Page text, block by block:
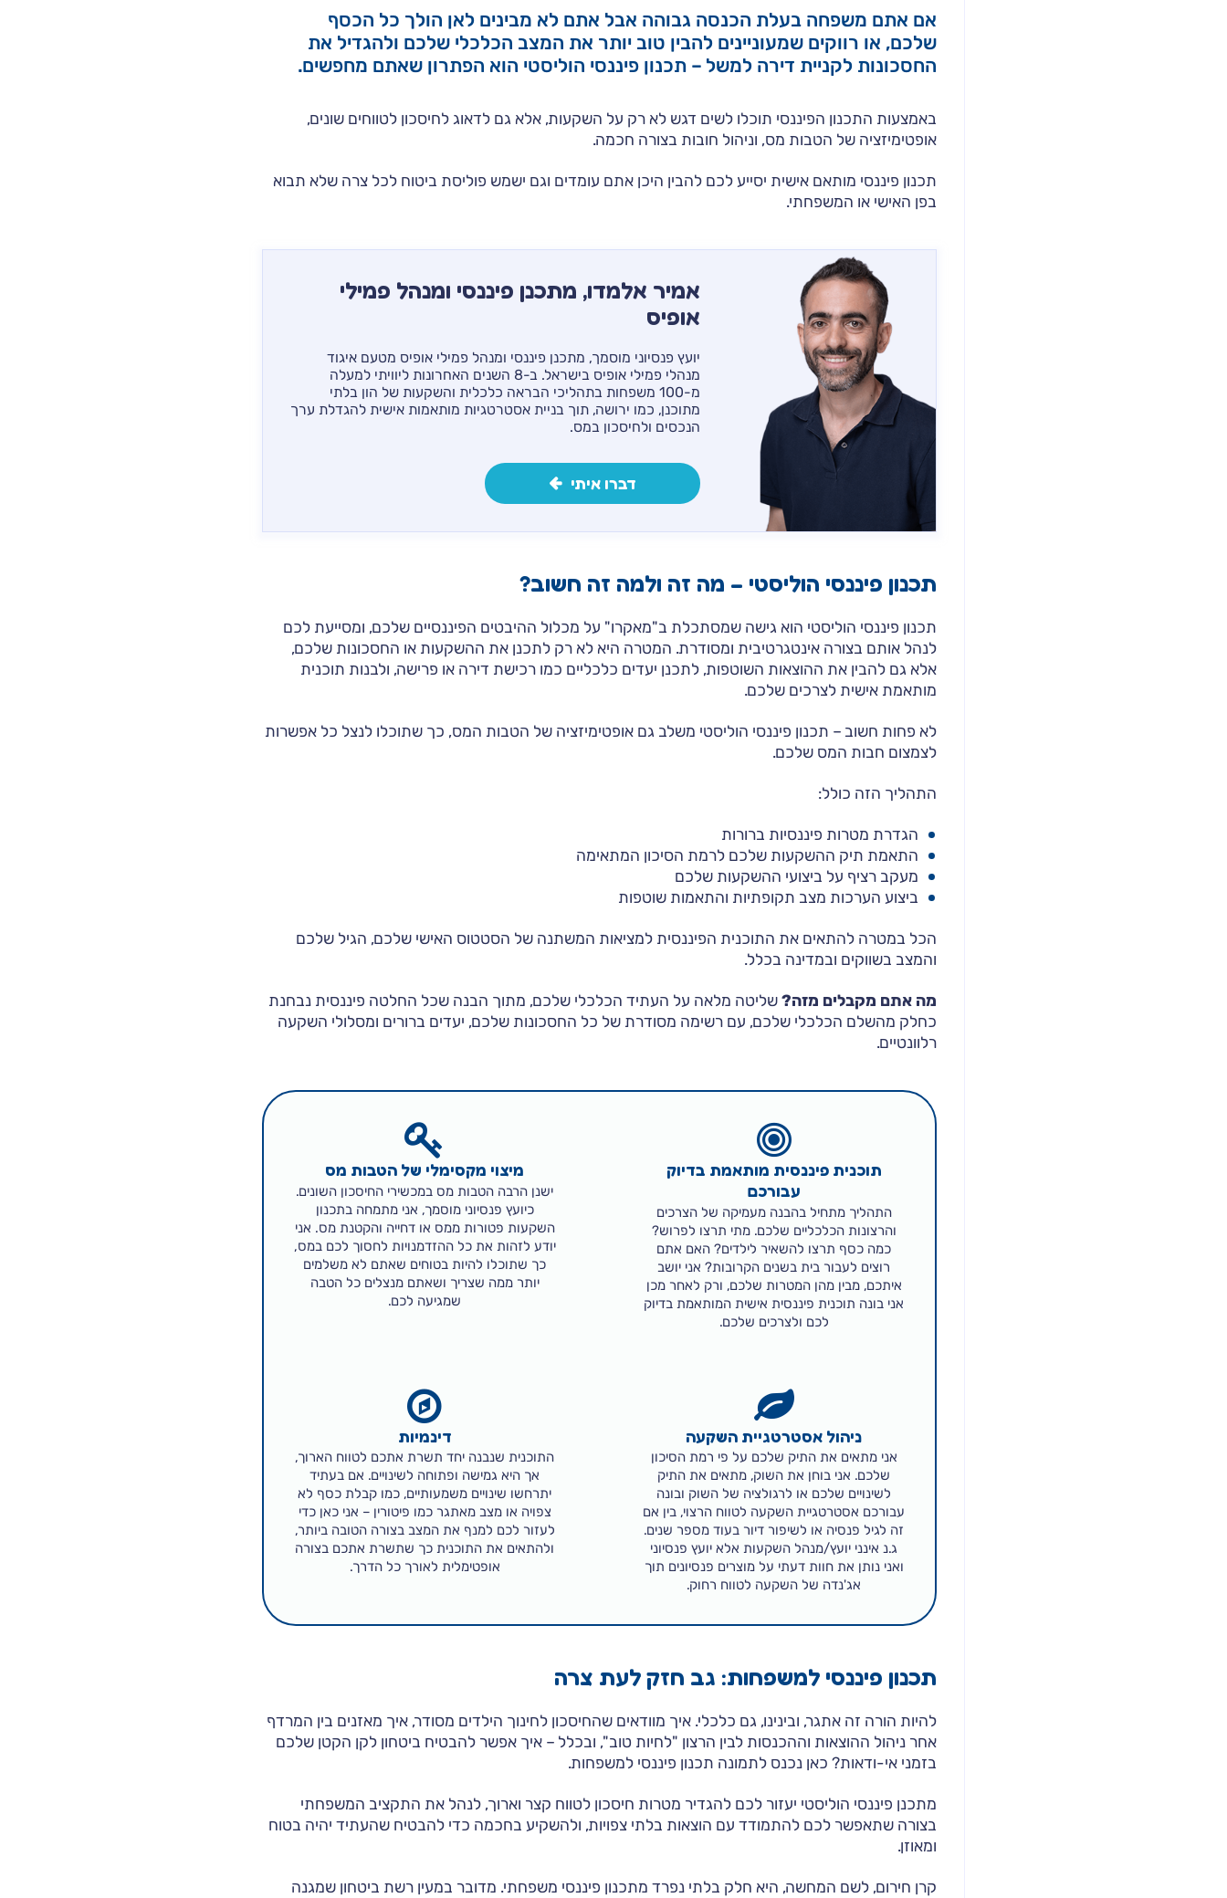
אם אתם משפחה בעלת הכנסה גבוהה אבל אתם לא מבינים לאן הולך כל הכסף
שלכם, או רווקים שמעוניינים להבין טוב יותר את המצב הכלכלי שלכם ולהגדיל את
החסכונות לקניית דירה למשל – תכנון פיננסי הוליסטי הוא הפתרון שאתם מחפשים.
באמצעות התכנון הפיננסי תוכלו לשים דגש לא רק על השקעות, אלא גם לדאוג לחיסכון לטווחים שונים,
אופטימיזציה של הטבות מס, וניהול חובות בצורה חכמה.
תכנון פיננסי מותאם אישית יסייע לכם להבין היכן אתם עומדים וגם ישמש פוליסת ביטוח לכל צרה שלא תבוא
בפן האישי או המשפחתי.
אמיר אלמדו, מתכנן פיננסי ומנהל פמילי
אופיס
יועץ פנסיוני מוסמך, מתכנן פיננסי ומנהל פמילי אופיס מטעם איגוד
מנהלי פמילי אופיס בישראל. ב-8 השנים האחרונות ליוויתי למעלה
מ-100 משפחות בתהליכי הבראה כלכלית והשקעות של הון בלתי
מתוכנן, כמו ירושה, תוך בניית אסטרטגיות מותאמות אישית להגדלת ערך
הנכסים ולחיסכון במס.
דברו איתי
תכנון פיננסי הוליסטי – מה זה ולמה זה חשוב?
תכנון פיננסי הוליסטי הוא גישה שמסתכלת ב"מאקרו" על מכלול ההיבטים הפיננסיים שלכם, ומסייעת לכם
לנהל אותם בצורה אינטגרטיבית ומסודרת. המטרה היא לא רק לתכנן את ההשקעות או החסכונות שלכם,
אלא גם להבין את ההוצאות השוטפות, לתכנן יעדים כלכליים כמו רכישת דירה או פרישה, ולבנות תוכנית
מותאמת אישית לצרכים שלכם.
לא פחות חשוב – תכנון פיננסי הוליסטי משלב גם אופטימיזציה של הטבות המס, כך שתוכלו לנצל כל אפשרות
לצמצום חבות המס שלכם.
התהליך הזה כולל:
הגדרת מטרות פיננסיות ברורות
התאמת תיק ההשקעות שלכם לרמת הסיכון המתאימה
מעקב רציף על ביצועי ההשקעות שלכם
ביצוע הערכות מצב תקופתיות והתאמות שוטפות
הכל במטרה להתאים את התוכנית הפיננסית למציאות המשתנה של הסטטוס האישי שלכם, הגיל שלכם
והמצב בשווקים ובמדינה בכלל.
מה אתם מקבלים מזה? שליטה מלאה על העתיד הכלכלי שלכם, מתוך הבנה שכל החלטה פיננסית נבחנת
כחלק מהשלם הכלכלי שלכם, עם רשימה מסודרת של כל החסכונות שלכם, יעדים ברורים ומסלולי השקעה
רלוונטיים.
תוכנית פיננסית מותאמת בדיוק
עבורכם
התהליך מתחיל בהבנה מעמיקה של הצרכים
והרצונות הכלכליים שלכם. מתי תרצו לפרוש?
כמה כסף תרצו להשאיר לילדים? האם אתם
רוצים לעבור בית בשנים הקרובות? אני יושב
איתכם, מבין מהן המטרות שלכם, ורק לאחר מכן
אני בונה תוכנית פיננסית אישית המותאמת בדיוק
לכם ולצרכים שלכם.
מיצוי מקסימלי של הטבות מס
ישנן הרבה הטבות מס במכשירי החיסכון השונים.
כיועץ פנסיוני מוסמך, אני מתמחה בתכנון
השקעות פטורות ממס או דחייה והקטנת מס. אני
יודע לזהות את כל ההזדמנויות לחסוך לכם במס,
כך שתוכלו להיות בטוחים שאתם לא משלמים
יותר ממה שצריך ושאתם מנצלים כל הטבה
שמגיעה לכם.
ניהול אסטרטגיית השקעה
אני מתאים את התיק שלכם על פי רמת הסיכון
שלכם. אני בוחן את השוק, מתאים את התיק
לשינויים שלכם או לרגולציה של השוק ובונה
עבורכם אסטרטגיית השקעה לטווח הרצוי, בין אם
זה לגיל פנסיה או לשיפור דיור בעוד מספר שנים.
ג.נ אינני יועץ/מנהל השקעות אלא יועץ פנסיוני
ואני נותן את חוות דעתי על מוצרים פנסיונים תוך
אג'נדה של השקעה לטווח רחוק.
דינמיות
התוכנית שנבנה יחד תשרת אתכם לטווח הארוך,
אך היא גמישה ופתוחה לשינויים. אם בעתיד
יתרחשו שינויים משמעותיים, כמו קבלת כסף לא
צפויה או מצב מאתגר כמו פיטורין – אני כאן כדי
לעזור לכם למנף את המצב בצורה הטובה ביותר,
ולהתאים את התוכנית כך שתשרת אתכם בצורה
אופטימלית לאורך כל הדרך.
תכנון פיננסי למשפחות: גב חזק לעת צרה
להיות הורה זה אתגר, ובינינו, גם כלכלי. איך מוודאים שהחיסכון לחינוך הילדים מסודר, איך מאזנים בין המרדף
אחר ניהול ההוצאות וההכנסות לבין הרצון "לחיות טוב", ובכלל – איך אפשר להבטיח ביטחון לקן הקטן שלכם
בזמני אי-ודאות? כאן נכנס לתמונה תכנון פיננסי למשפחות.
מתכנן פיננסי הוליסטי יעזור לכם להגדיר מטרות חיסכון לטווח קצר וארוך, לנהל את התקציב המשפחתי
בצורה שתאפשר לכם להתמודד עם הוצאות בלתי צפויות, ולהשקיע בחכמה כדי להבטיח שהעתיד יהיה בטוח
ומאוזן.
קרן חירום, לשם המחשה, היא חלק בלתי נפרד מתכנון פיננסי משפחתי. מדובר במעין רשת ביטחון שמגנה